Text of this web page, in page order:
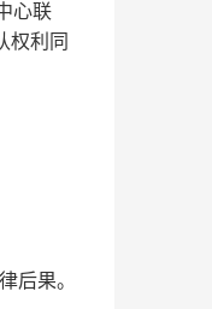
心联
权利同
后果。